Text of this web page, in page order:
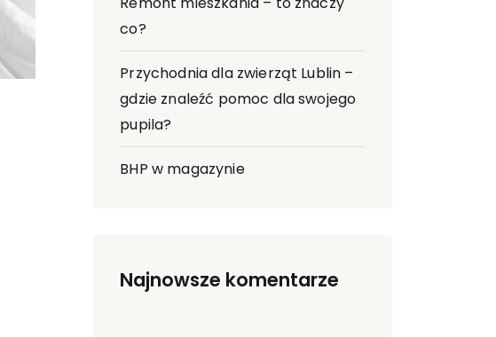
co?
Przychodnia dla zwierząt Lublin –
gdzie znaleźć pomoc dla swojego
pupila?
BHP w magazynie
Najnowsze komentarze